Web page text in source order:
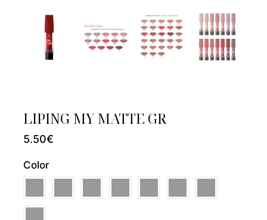
LIPING MY MATTE GR
5.50€
Color